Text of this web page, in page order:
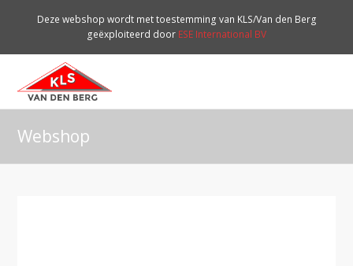
Deze webshop wordt met toestemming van KLS/Van den Berg
geëxploiteerd door ESE International BV
Webshop